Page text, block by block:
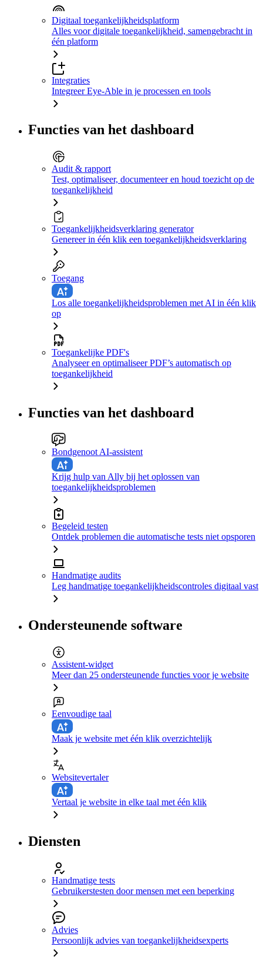
Digitaal toegankelijkheidsplatform
Alles voor digitale toegankelijkheid, samengebracht in
één platform
Integraties
Integreer Eye-Able in je processen en tools
Functies van het dashboard
Audit & rapport
Test, optimaliseer, documenteer en houd toezicht op de
toegankelijkheid
Toegankelijkheidsverklaring generator
Genereer in één klik een toegankelijkheidsverklaring
Toegang
Los alle toegankelijkheidsproblemen met AI in één klik
op
Toegankelijke PDF's
Analyseer en optimaliseer PDF’s automatisch op
toegankelijkheid
Functies van het dashboard
Bondgenoot AI-assistent
Krijg hulp van Ally bij het oplossen van
toegankelijkheidsproblemen
Begeleid testen
Ontdek problemen die automatische tests niet opsporen
Handmatige audits
Leg handmatige toegankelijkheidscontroles digitaal vast
Ondersteunende software
Assistent-widget
Meer dan 25 ondersteunende functies voor je website
Eenvoudige taal
Maak je website met één klik overzichtelijk
Websitevertaler
Vertaal je website in elke taal met één klik
Diensten
Handmatige tests
Gebruikerstesten door mensen met een beperking
Advies
Persoonlijk advies van toegankelijkheidsexperts